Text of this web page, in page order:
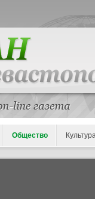
Общество